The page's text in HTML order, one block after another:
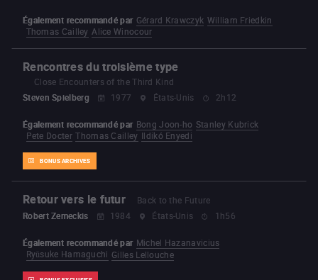
Également recommandé par Gérard Krawczyk William Friedkin
Thomas Cailley Alice Winocour
Rencontres du troisième type
Close Encounters of the Third Kind
Steven Spielberg
1977 États-Unis 2h12
BONUS ARCHIVES
Également recommandé par Bong Joon-ho Stanley Kubrick
Pete Docter Thomas Cailley Ildikó Enyedi
Retour vers le futur
Back to the Future
Robert Zemeckis
1984 États-Unis 1h56
Également recommandé par Michel Hazanavicius
Ryūsuke Hamaguchi Gilles Lellouche